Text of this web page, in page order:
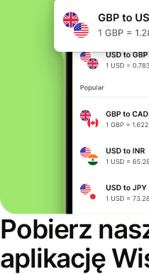
Pobierz
aplikację